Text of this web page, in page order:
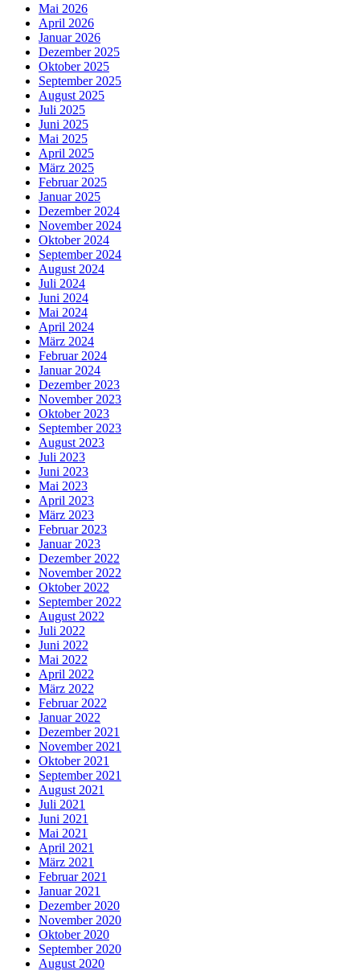
Mai 2026
April 2026
Januar 2026
Dezember 2025
Oktober 2025
September 2025
August 2025
Juli 2025
Juni 2025
Mai 2025
April 2025
März 2025
Februar 2025
Januar 2025
Dezember 2024
November 2024
Oktober 2024
September 2024
August 2024
Juli 2024
Juni 2024
Mai 2024
April 2024
März 2024
Februar 2024
Januar 2024
Dezember 2023
November 2023
Oktober 2023
September 2023
August 2023
Juli 2023
Juni 2023
Mai 2023
April 2023
März 2023
Februar 2023
Januar 2023
Dezember 2022
November 2022
Oktober 2022
September 2022
August 2022
Juli 2022
Juni 2022
Mai 2022
April 2022
März 2022
Februar 2022
Januar 2022
Dezember 2021
November 2021
Oktober 2021
September 2021
August 2021
Juli 2021
Juni 2021
Mai 2021
April 2021
März 2021
Februar 2021
Januar 2021
Dezember 2020
November 2020
Oktober 2020
September 2020
August 2020